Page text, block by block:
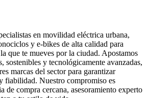
en movilidad eléctrica urbana,
y e-bikes de alta calidad para
que te mueves por la ciudad. Apostamos
sostenibles y tecnológicamente avanzadas,
marcas del sector para garantizar
fiabilidad. Nuestro compromiso es
de compra cercana, asesoramiento experto